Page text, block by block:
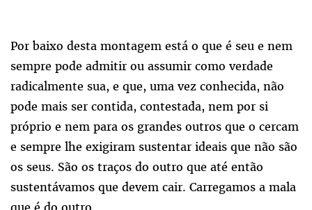
Por baixo desta montagem está o que é seu e nem
sempre pode admitir ou assumir como verdade
radicalmente sua, e que, uma vez conhecida, não
pode mais ser contida, contestada, nem por si
próprio e nem para os grandes outros que o cercam
e sempre lhe exigiram sustentar ideais que não são
os seus. São os traços do outro que até então
sustentávamos que devem cair. Carregamos a mala